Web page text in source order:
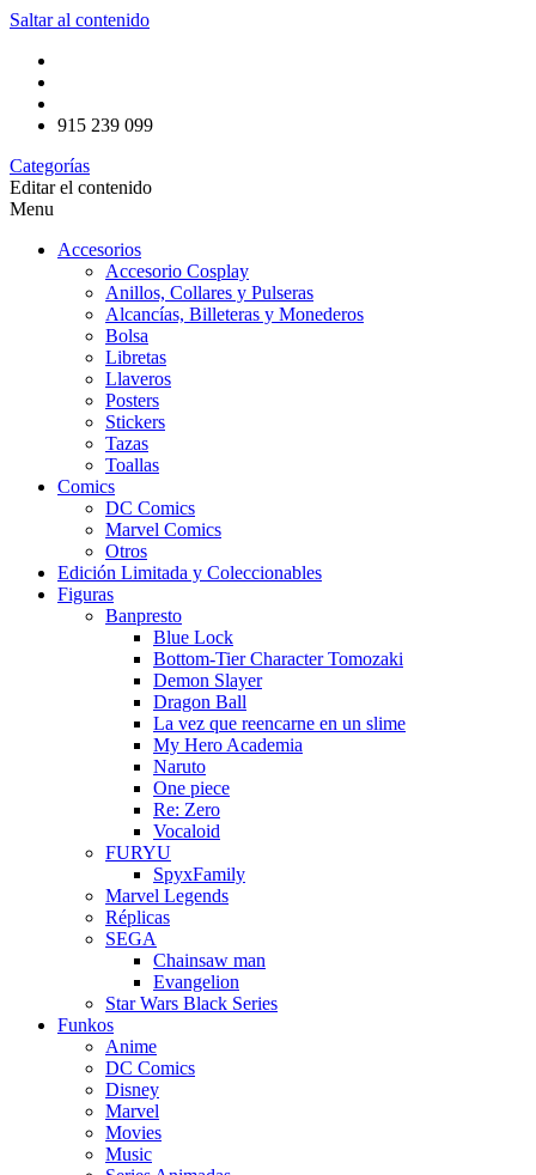
Saltar al contenido
915 239 099
Categorías
Editar el contenido
Menu
Accesorios
Accesorio Cosplay
Anillos, Collares y Pulseras
Alcancías, Billeteras y Monederos
Bolsa
Libretas
Llaveros
Posters
Stickers
Tazas
Toallas
Comics
DC Comics
Marvel Comics
Otros
Edición Limitada y Coleccionables
Figuras
Banpresto
Blue Lock
Bottom-Tier Character Tomozaki
Demon Slayer
Dragon Ball
La vez que reencarne en un slime
My Hero Academia
Naruto
One piece
Re: Zero
Vocaloid
FURYU
SpyxFamily
Marvel Legends
Réplicas
SEGA
Chainsaw man
Evangelion
Star Wars Black Series
Funkos
Anime
DC Comics
Disney
Marvel
Movies
Music